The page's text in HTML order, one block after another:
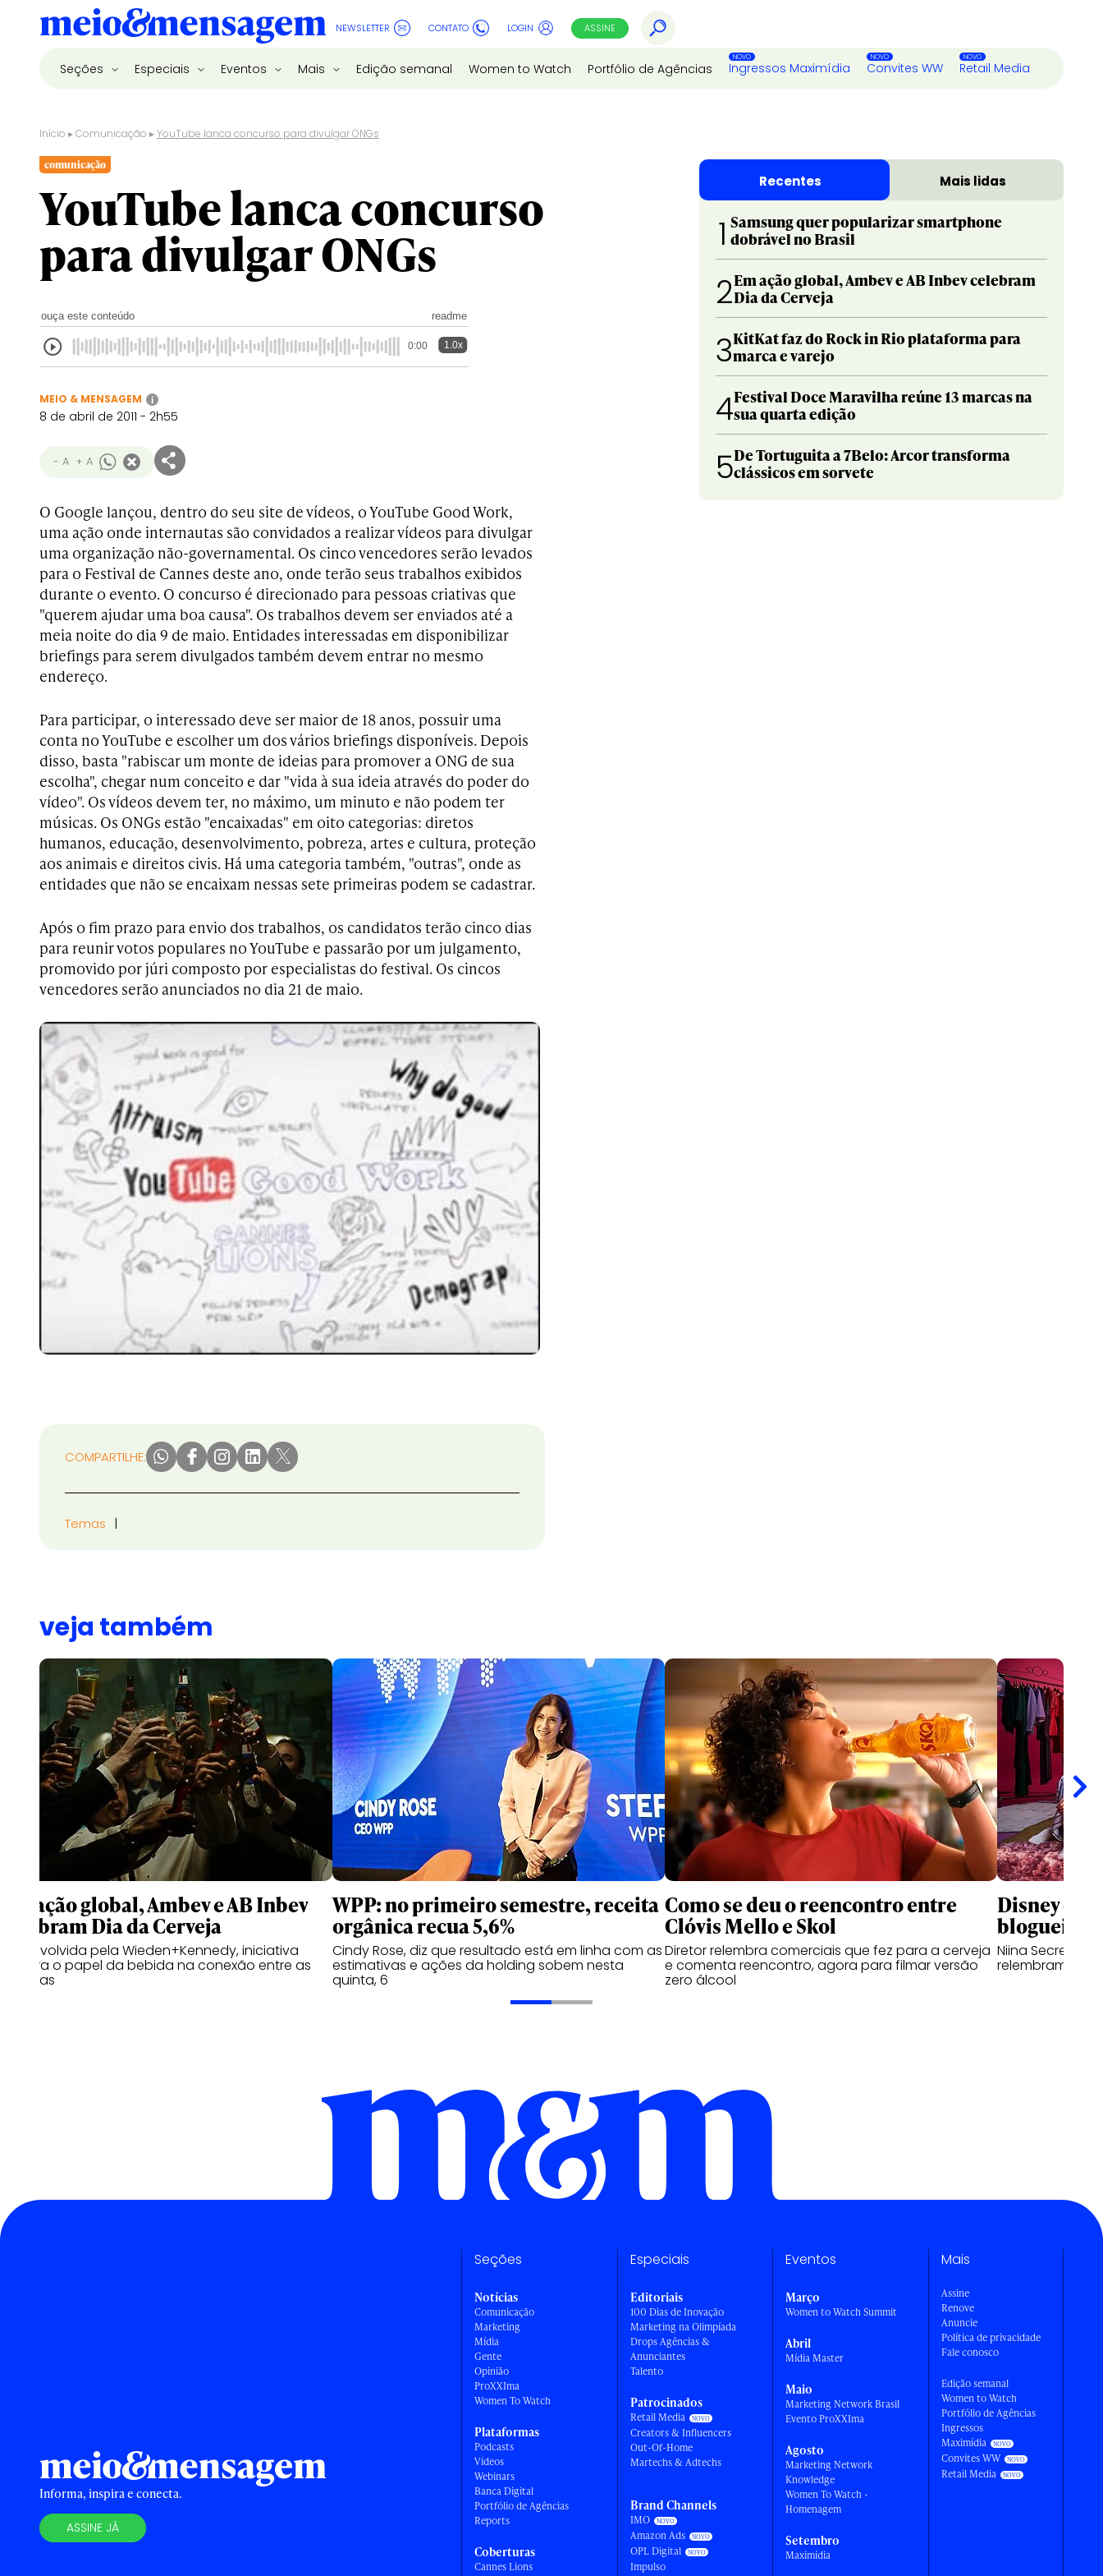
NEWSLETTER CONTATO LOGIN ASSINE
Seções Especiais Eventos Mais Edição semanal Women to Watch Portfólio de Agências Ingressos Maximídia Convites WW Retail Media
Início ▸Comunicação ▸YouTube lanca concurso para divulgar ONGs
comunicação
YouTube lanca concurso
para divulgar ONGs
ouça este conteúdo readme
0:00 1.0x
MEIO & MENSAGEM i
8 de abril de 2011 - 2h55
- A + A
O Google lançou, dentro do seu site de vídeos, o YouTube Good Work,
uma ação onde internautas são convidados a realizar vídeos para divulgar
uma organização não-governamental. Os cinco vencedores serão levados
para o Festival de Cannes deste ano, onde terão seus trabalhos exibidos
durante o evento. O concurso é direcionado para pessoas criativas que
"querem ajudar uma boa causa". Os trabalhos devem ser enviados até a
meia noite do dia 9 de maio. Entidades interessadas em disponibilizar
briefings para serem divulgados também devem entrar no mesmo
endereço.
Para participar, o interessado deve ser maior de 18 anos, possuir uma
conta no YouTube e escolher um dos vários briefings disponíveis. Depois
disso, basta "rabiscar um monte de ideias para promover a ONG de sua
escolha", chegar num conceito e dar "vida à sua ideia através do poder do
vídeo". Os vídeos devem ter, no máximo, um minuto e não podem ter
músicas. Os ONGs estão "encaixadas" em oito categorias: diretos
humanos, educação, desenvolvimento, pobreza, artes e cultura, proteção
aos animais e direitos civis. Há uma categoria também, "outras", onde as
entidades que não se encaixam nessas sete primeiras podem se cadastrar.
Após o fim prazo para envio dos trabalhos, os candidatos terão cinco dias
para reunir votos populares no YouTube e passarão por um julgamento,
promovido por júri composto por especialistas do festival. Os cincos
vencedores serão anunciados no dia 21 de maio.
COMPARTILHE:
Temas
Recentes Mais lidas
1 Samsung quer popularizar smartphone
dobrável no Brasil
2Em ação global, Ambev e AB Inbev celebram
Dia da Cerveja
3KitKat faz do Rock in Rio plataforma para
marca e varejo
4Festival Doce Maravilha reúne 13 marcas na
sua quarta edição
5De Tortuguita a 7Belo: Arcor transforma
clássicos em sorvete
veja também
Em ação global, Ambev e AB Inbev
celebram Dia da Cerveja
Desenvolvida pela Wieden+Kennedy, iniciativa
celebra o papel da bebida na conexão entre as
pessoas
WPP: no primeiro semestre, receita
orgânica recua 5,6%
Cindy Rose, diz que resultado está em linha com as
estimativas e ações da holding sobem nesta
quinta, 6
Como se deu o reencontro entre
Clóvis Mello e Skol
Diretor relembra comerciais que fez para a cerveja
e comenta reencontro, agora para filmar versão
zero álcool
Disney
blogueiras
Niina Secrets,
relembram
Informa, inspira e conecta.
ASSINE JÁ
Seções
Notícias
Comunicação
Marketing
Mídia
Gente
Opinião
ProXXIma
Women To Watch
Plataformas
Podcasts
Vídeos
Webinars
Banca Digital
Portfólio de Agências
Reports
Coberturas
Cannes Lions
Especiais
Editoriais
100 Dias de Inovação
Marketing na Olimpíada
Drops Agências &
Anunciantes
Talento
Patrocinados
Retail Media
Creators & Influencers
Out-Of-Home
Martechs & Adtechs
Brand Channels
IMO
Amazon Ads
OPL Digital
Impulso
Eventos
Março
Women to Watch Summit
Abril
Mídia Master
Maio
Marketing Network Brasil
Evento ProXXIma
Agosto
Marketing Network
Knowledge
Women To Watch -
Homenagem
Setembro
Maximídia
Mais
Assine
Renove
Anuncie
Política de privacidade
Fale conosco
Edição semanal
Women to Watch
Portfólio de Agências
Ingressos
Maximídia
Convites WW
Retail Media